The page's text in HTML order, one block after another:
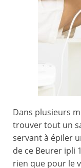
Dans plusieurs
trouver tout un
servant à épiler
de ce Beurer ipli
rien que pour le